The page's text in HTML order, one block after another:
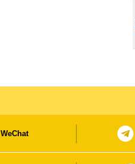
WeChat